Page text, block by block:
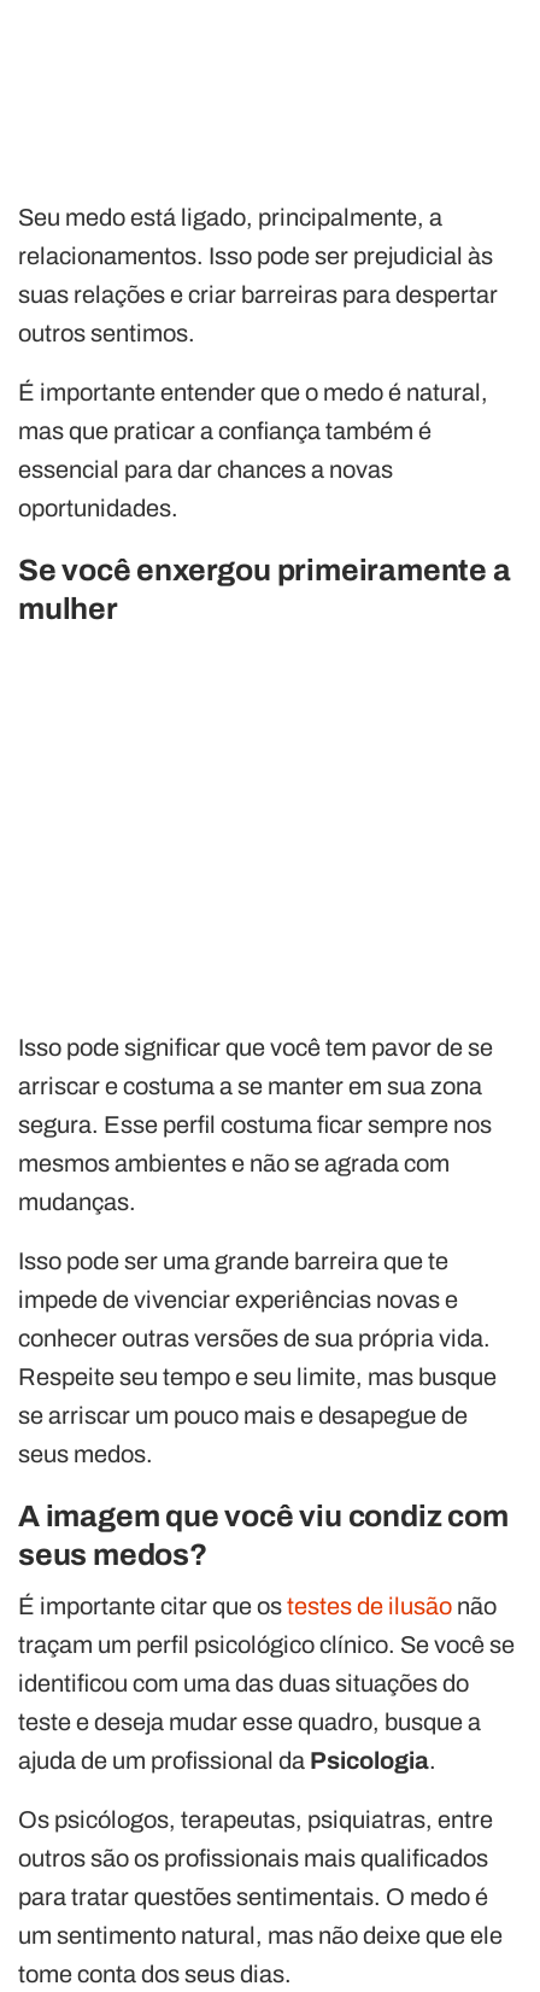
Seu medo está ligado, principalmente, a
relacionamentos. Isso pode ser prejudicial às
suas relações e criar barreiras para despertar
outros sentimos.
É importante entender que o medo é natural,
mas que praticar a confiança também é
essencial para dar chances a novas
oportunidades.
Se você enxergou primeiramente a
mulher
Isso pode significar que você tem pavor de se
arriscar e costuma a se manter em sua zona
segura. Esse perfil costuma ficar sempre nos
mesmos ambientes e não se agrada com
mudanças.
Isso pode ser uma grande barreira que te
impede de vivenciar experiências novas e
conhecer outras versões de sua própria vida.
Respeite seu tempo e seu limite, mas busque
se arriscar um pouco mais e desapegue de
seus medos.
A imagem que você viu condiz com
seus medos?
É importante citar que ostestes de ilusão não
traçam um perfil psicológico clínico. Se você se
identificou com uma das duas situações do
teste e deseja mudar esse quadro, busque a
ajuda de um profissional da Psicologia.
Os psicólogos, terapeutas, psiquiatras, entre
outros são os profissionais mais qualificados
para tratar questões sentimentais. O medo é
um sentimento natural, mas não deixe que ele
tome conta dos seus dias.